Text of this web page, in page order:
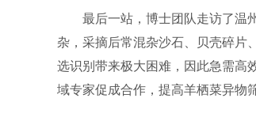
最后一站，博士团队走访了温州
杂，采摘后常混杂沙石、贝壳碎片
选识别带来极大困难，因此急需高
域专家促成合作，提高羊栖菜异物